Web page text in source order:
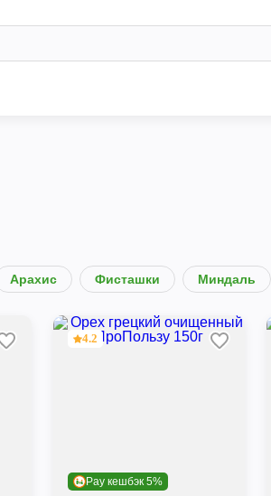
Арахис Фисташки Миндаль
Pay кешбэк 5%
4.2